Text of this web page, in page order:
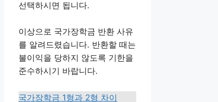
선택하시면 됩니다.
이상으로 국가장학금 반환 사유
를 알려드렸습니다. 반환할 때는
불이익을 당하지 않도록 기한을
준수하시기 바랍니다.
국가장학금 1형과 2형 차이